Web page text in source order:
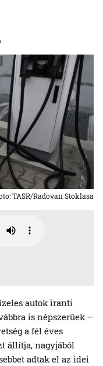
TASR/Radovan Stoklasa
autok iranti
is népszerűek –
a fél éves
állítja, nagyjából
adtak el az idei